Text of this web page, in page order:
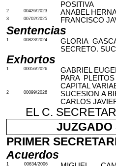
POSITIVA
2 00426/2023 ANABEL
3 00702/2025 FRANCISCO
Sentencias
1 00823/2024
GLORIA
SECRETO.
Exhortos
1 00056/2026
GABRIEL
PARA
CAPITAL
2 00099/2026
SUCESION A
CARLOS
EL C.
JUZGADO
PRIMER
Acuerdos
1 00634/2006